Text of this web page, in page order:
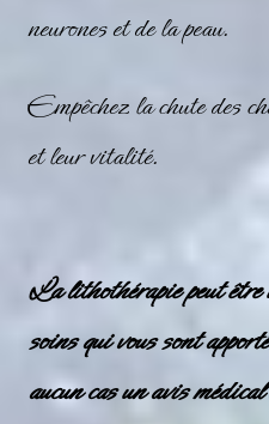
neurones et de la peau.
Empêchez la chute des
et leur vitalité.
La lithothérapie peut être
soins qui vous sont
aucun cas un avis